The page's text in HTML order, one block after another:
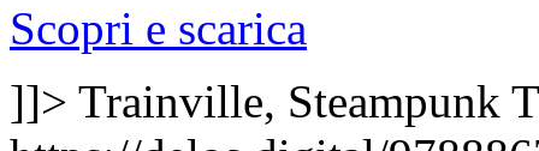
Scopri e scarica
]]> Trainville, Steampunk